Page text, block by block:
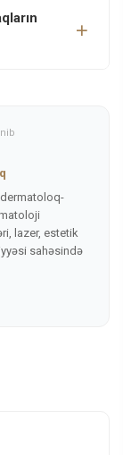
lazer, estetik
sahəsində